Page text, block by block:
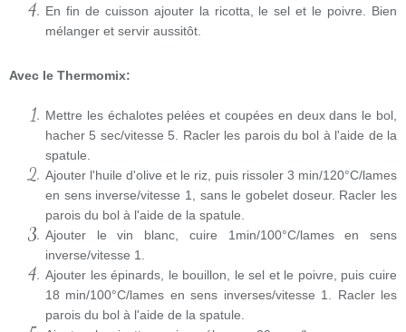
En fin de cuisson ajouter la ricotta, le sel et le poivre. Bien
mélanger et servir aussitôt.
Avec le Thermomix:
Mettre les échalotes pelées et coupées en deux dans le bol,
hacher 5 sec/vitesse 5. Racler les parois du bol à l'aide de la
spatule.
Ajouter l'huile d'olive et le riz, puis rissoler 3 min/120°C/lames
en sens inverse/vitesse 1, sans le gobelet doseur. Racler les
parois du bol à l'aide de la spatule.
Ajouter le vin blanc, cuire 1min/100°C/lames en sens
inverse/vitesse 1.
Ajouter les épinards, le bouillon, le sel et le poivre, puis cuire
18 min/100°C/lames en sens inverses/vitesse 1. Racler les
parois du bol à l'aide de la spatule.